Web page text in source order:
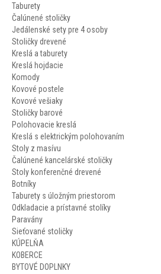
Taburety
Čalúnené stoličky
Jedálenské sety pre 4 osoby
Stoličky drevené
Kreslá a taburety
Kreslá hojdacie
Komody
Kovové postele
Kovové vešiaky
Stoličky barové
Polohovacie kreslá
Kreslá s elektrickým polohovaním
Stoly z masívu
Čalúnené kancelárské stoličky
Stoly konferenčné drevené
Botníky
Taburety s úložným priestorom
Odkladacie a prístavné stolíky
Paravány
Sieťované stoličky
KÚPELŇA
KOBERCE
BYTOVÉ DOPLNKY